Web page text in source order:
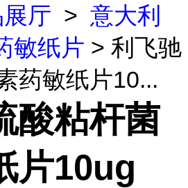
厅 > 意大利
敏纸片 > 利飞驰
药敏纸片10...
酸粘杆菌
片10ug